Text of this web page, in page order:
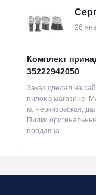
26
Комплект
35222942050
Заказ сделал на
пилок в магазине.
м. Черкизовская,
Пилки
продавца...